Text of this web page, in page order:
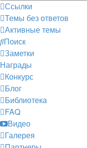
Ссылки
Темы без ответов
Активные темы
Поиск
Заметки
Награды
Конкурс
Блог
Библиотека
FAQ
Видео
Галерея